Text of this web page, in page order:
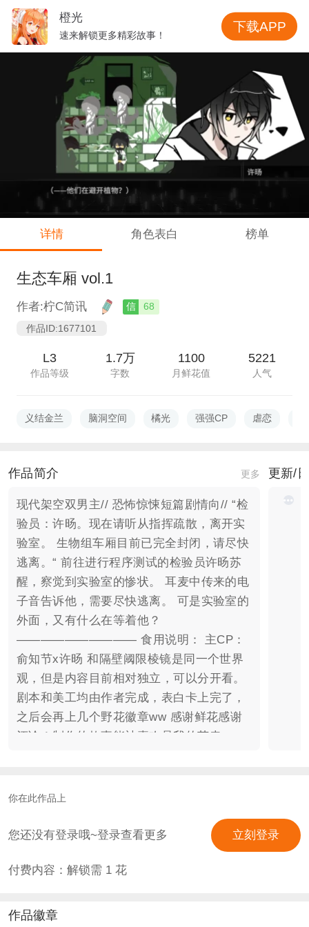
详情 角色表白 榜单
生态车厢 vol.1
作者:柠C简讯 信
68
作品ID:1677101
L3
作品等级
1.7万
字数
1100
月鲜花值
5221
人气
义结金兰 脑洞空间 橘光 强强CP 虐恋
作品简介 更多
现代架空双男主// 恐怖惊悚短篇剧情向// “检
验员：许旸。现在请听从指挥疏散，离开实
验室。 生物组车厢目前已完全封闭，请尽快
逃离。“ 前往进行程序测试的检验员许旸苏
醒，察觉到实验室的惨状。 耳麦中传来的电
子音告诉他，需要尽快逃离。 可是实验室的
外面，又有什么在等着他？
—————————— 食用说明： 主CP：
俞知节x许旸 和隔壁阈限棱镜是同一个世界
观，但是内容目前相对独立，可以分开看。
剧本和美工均由作者完成，表白卡上完了，
之后会再上几个野花徽章ww 感谢鲜花感谢
评论！制作的故事能被喜欢是我的荣幸ww
更新/
你在此作品上
您还没有登录哦~登录查看更多 立刻登录
付费内容：解锁需 1花
作品徽章
橙光
速来解锁更多精彩故事！
下载APP